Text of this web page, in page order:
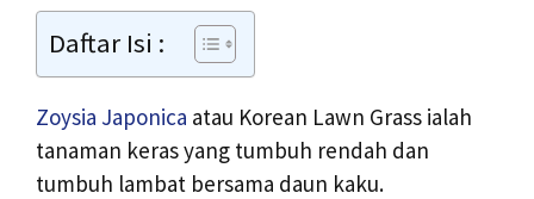
Daftar Isi :
Zoysia Japonica atau Korean Lawn Grass ialah
tanaman keras yang tumbuh rendah dan
tumbuh lambat bersama daun kaku.